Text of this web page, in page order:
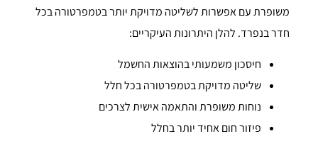
משופרת עם אפשרות לשליטה מדויקת יותר בטמפרטורה בכל
חדר בנפרד. להלן היתרונות העיקריים:
חיסכון משמעותי בהוצאות החשמל
שליטה מדויקת בטמפרטורה בכל חלל
נוחות משופרת והתאמה אישית לצרכים
פיזור חום אחיד יותר בחלל